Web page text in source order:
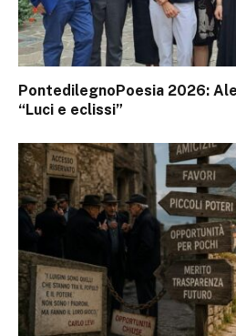
PontedilegnoPoesia 2026:
“Luci e eclissi”